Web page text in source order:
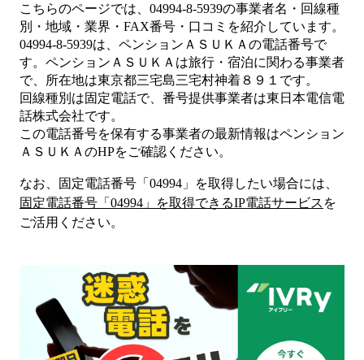
こちらのページでは、 04994-8-5939の事業者名・回線種
別・地域・業界・FAX番号・口コミを紹介しています。
04994-8-5939は、 ペンションＡＳＵＫＡ の電話番号で
す。 ペンションＡＳＵＫＡは旅行・宿泊に関わる事業者
で、所在地は東京都三宅島三宅村神着８９１ です。
回線種別は固定電話で、番号提供事業者は東日本電信電
話株式会社です。
この電話番号を保有する事業者の最新情報はペンション
ＡＳＵＫＡ のHPをご確認ください。
なお、固定電話番号「 04994 」を取得したい場合には、
固定電話番号「 04994 」を取得できるIP電話サービス を
ご活用ください。